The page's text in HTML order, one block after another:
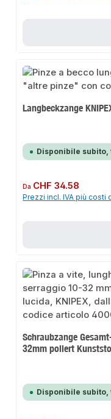
Langbeckzange
Disponibile
Prezzo normale:
Da CHF 34.58
Prezzi incl. IVA più costi
Schraubzange
32mm poliert
Disponibile